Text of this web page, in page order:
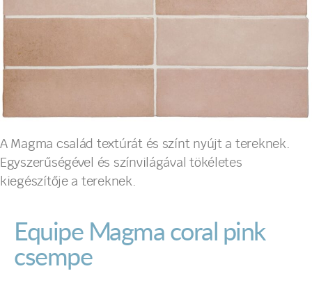
A Magma család textúrát és színt nyújt a tereknek.
Egyszerűségével és színvilágával tökéletes
kiegészítője a tereknek.
Equipe Magma coral pink
csempe